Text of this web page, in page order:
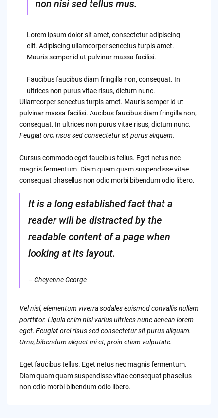
non nisi sed tellus mus.
Lorem ipsum dolor sit amet, consectetur adipiscing
elit. Adipiscing ullamcorper senectus turpis amet.
Mauris semper id ut pulvinar massa facilisi.
Faucibus faucibus diam fringilla non, consequat. In
ultrices non purus vitae risus, dictum nunc.
Ullamcorper senectus turpis amet. Mauris semper id ut
pulvinar massa facilisi. Aucibus faucibus diam fringilla non,
consequat. In ultrices non purus vitae risus, dictum nunc.
Feugiat orci risus sed consectetur sit purus aliquam.
Cursus commodo eget faucibus tellus. Eget netus nec
magnis fermentum. Diam quam quam suspendisse vitae
consequat phasellus non odio morbi bibendum odio libero.
It is a long established fact that a
reader will be distracted by the
readable content of a page when
looking at its layout.
– Cheyenne George
Vel nisl, elementum viverra sodales euismod convallis nullam
porttitor. Ligula enim nisi varius ultrices nunc aenean lorem
eget. Feugiat orci risus sed consectetur sit purus aliquam.
Urna, bibendum aliquet mi et, proin etiam vulputate.
Eget faucibus tellus. Eget netus nec magnis fermentum.
Diam quam quam suspendisse vitae consequat phasellus
non odio morbi bibendum odio libero.